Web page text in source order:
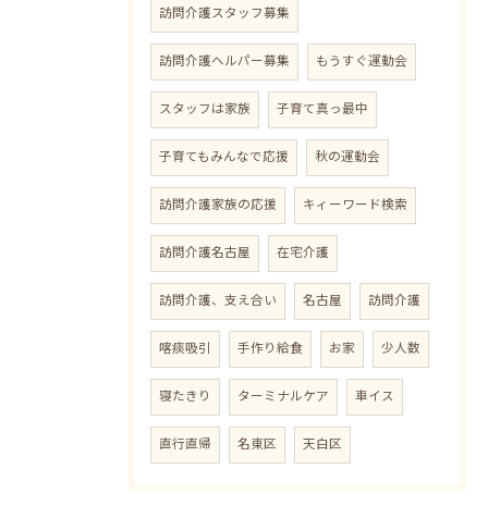
訪問介護スタッフ募集
訪問介護ヘルパー募集 もうすぐ運動会
スタッフは家族 子育て真っ最中
子育てもみんなで応援 秋の運動会
訪問介護家族の応援 キィーワード検索
訪問介護名古屋 在宅介護
訪問介護、支え合い 名古屋 訪問介護
喀痰吸引 手作り給食 お家 少人数
寝たきり ターミナルケア 車イス
直行直帰 名東区 天白区